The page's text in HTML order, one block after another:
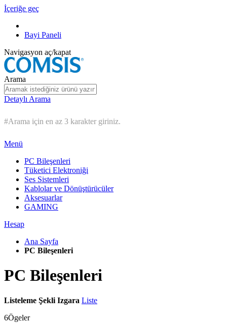
İçeriğe geç
Bayi Paneli
Navigasyon aç/kapat
Arama
Detaylı Arama
#Arama için en az 3 karakter giriniz.
Menü
PC Bileşenleri
Tüketici Elektroniği
Ses Sistemleri
Kablolar ve Dönüştürücüler
Aksesuarlar
GAMING
Hesap
Ana Sayfa
PC Bileşenleri
PC Bileşenleri
Listeleme Şekli Izgara Liste
6Ögeler